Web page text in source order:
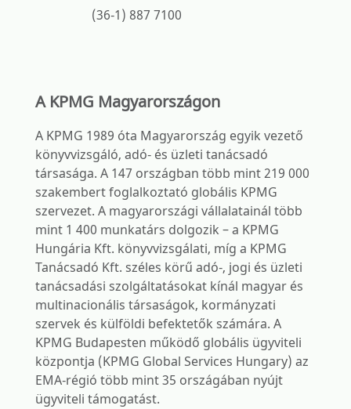
(36-1) 887 7100
A KPMG Magyarországon
A KPMG 1989 óta Magyarország egyik vezető
könyvvizsgáló, adó- és üzleti tanácsadó
társasága. A 147 országban több mint 219 000
szakembert foglalkoztató globális KPMG
szervezet. A magyarországi vállalatainál több
mint 1 400 munkatárs dolgozik – a KPMG
Hungária Kft. könyvvizsgálati, míg a KPMG
Tanácsadó Kft. széles körű adó-, jogi és üzleti
tanácsadási szolgáltatásokat kínál magyar és
multinacionális társaságok, kormányzati
szervek és külföldi befektetők számára. A
KPMG Budapesten működő globális ügyviteli
központja (KPMG Global Services Hungary) az
EMA-régió több mint 35 országában nyújt
ügyviteli támogatást.